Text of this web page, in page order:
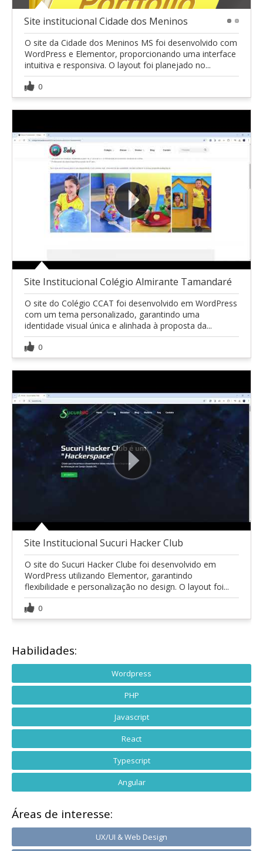
Site institucional Cidade dos Meninos
O site da Cidade dos Meninos MS foi desenvolvido com
WordPress e Elementor, proporcionando uma interface
intuitiva e responsiva. O layout foi planejado no...
0
Site Institucional Colégio Almirante Tamandaré
O site do Colégio CCAT foi desenvolvido em WordPress
com um tema personalizado, garantindo uma
identidade visual única e alinhada à proposta da...
0
Site Institucional Sucuri Hacker Club
O site do Sucuri Hacker Clube foi desenvolvido em
WordPress utilizando Elementor, garantindo
flexibilidade e personalização no design. O layout foi...
0
Habilidades:
Wordpress
PHP
Javascript
React
Typescript
Angular
Áreas de interesse:
UX/UI & Web Design